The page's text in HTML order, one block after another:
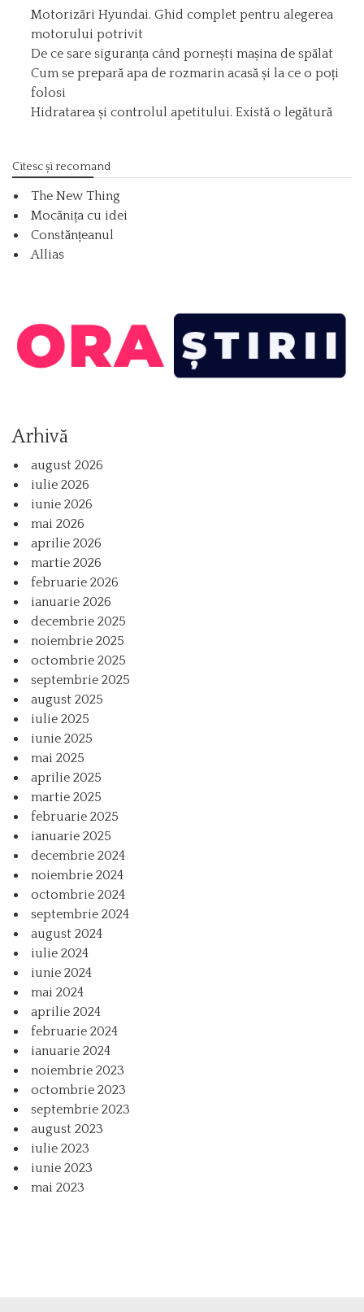
Motorizări Hyundai. Ghid complet pentru alegerea
motorului potrivit
De ce sare siguranța când pornești mașina de spălat
Cum se prepară apa de rozmarin acasă și la ce o poți
folosi
Hidratarea și controlul apetitului. Există o legătură
Citesc și recomand
The New Thing
Mocănița cu idei
Constănțeanul
Allias
Arhivă
august 2026
iulie 2026
iunie 2026
mai 2026
aprilie 2026
martie 2026
februarie 2026
ianuarie 2026
decembrie 2025
noiembrie 2025
octombrie 2025
septembrie 2025
august 2025
iulie 2025
iunie 2025
mai 2025
aprilie 2025
martie 2025
februarie 2025
ianuarie 2025
decembrie 2024
noiembrie 2024
octombrie 2024
septembrie 2024
august 2024
iulie 2024
iunie 2024
mai 2024
aprilie 2024
februarie 2024
ianuarie 2024
noiembrie 2023
octombrie 2023
septembrie 2023
august 2023
iulie 2023
iunie 2023
mai 2023